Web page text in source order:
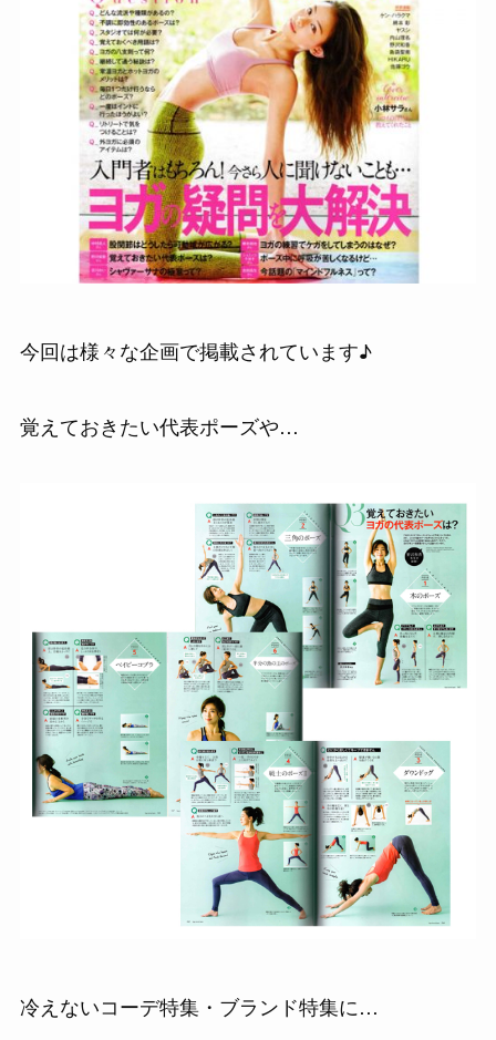
今回は様々な企画で掲載されています♪
覚えておきたい代表ポーズや…
冷えないコーデ特集・ブランド特集に…